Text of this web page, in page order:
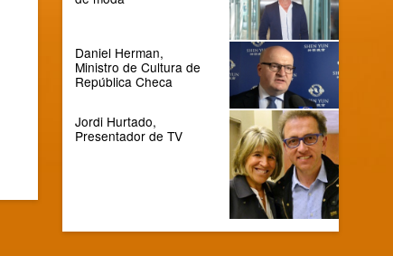
Daniel Herman,
Ministro de Cultura de
República Checa
Jordi Hurtado,
Presentador de TV